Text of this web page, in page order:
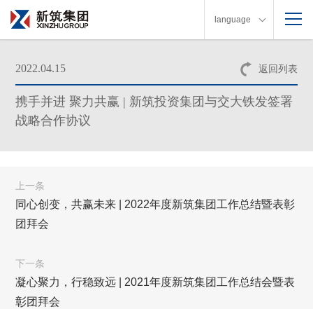
language
返回列表
2022.04.15
携手并进 聚力共赢 | 新筑投资集团与交大铁发签署
战略合作协议
上一条
同心创变，共赢未来 | 2022年度新筑集团工作总结暨表彰
团拜会
下一条
凝心聚力，行稳致远 | 2021年度新筑集团工作总结会暨表
彰团拜会